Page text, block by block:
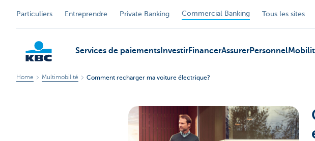
Particuliers Entreprendre Private Banking Commercial Banking Tous les sites
Services de paiements InvestirFinancerAssurerPersonnel
Home Multimobilité Comment recharger ma voiture électrique?